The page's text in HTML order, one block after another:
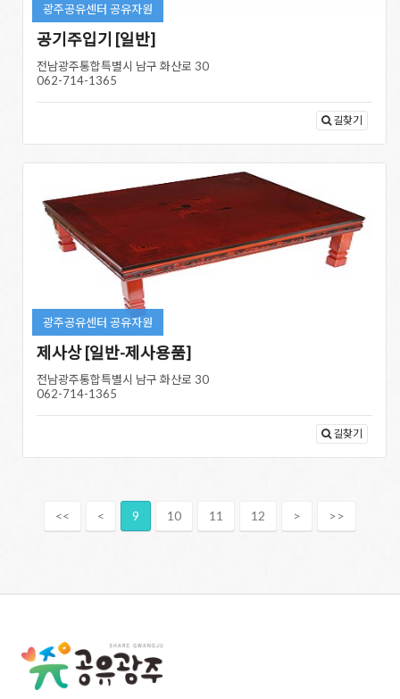
광주공유센터 공유자원
공기주입기 [일반]
전남광주통합특별시 남구 화산로 30
062-714-1365
길찾기
광주공유센터 공유자원
제사상 [일반-제사용품]
전남광주통합특별시 남구 화산로 30
062-714-1365
길찾기
<< < 9 10 11 12 > >>